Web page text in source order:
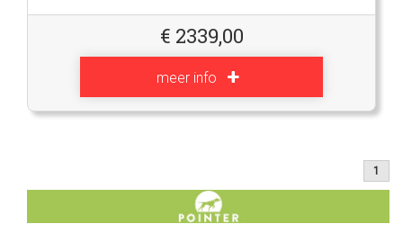
€ 2339,00
meer info
1